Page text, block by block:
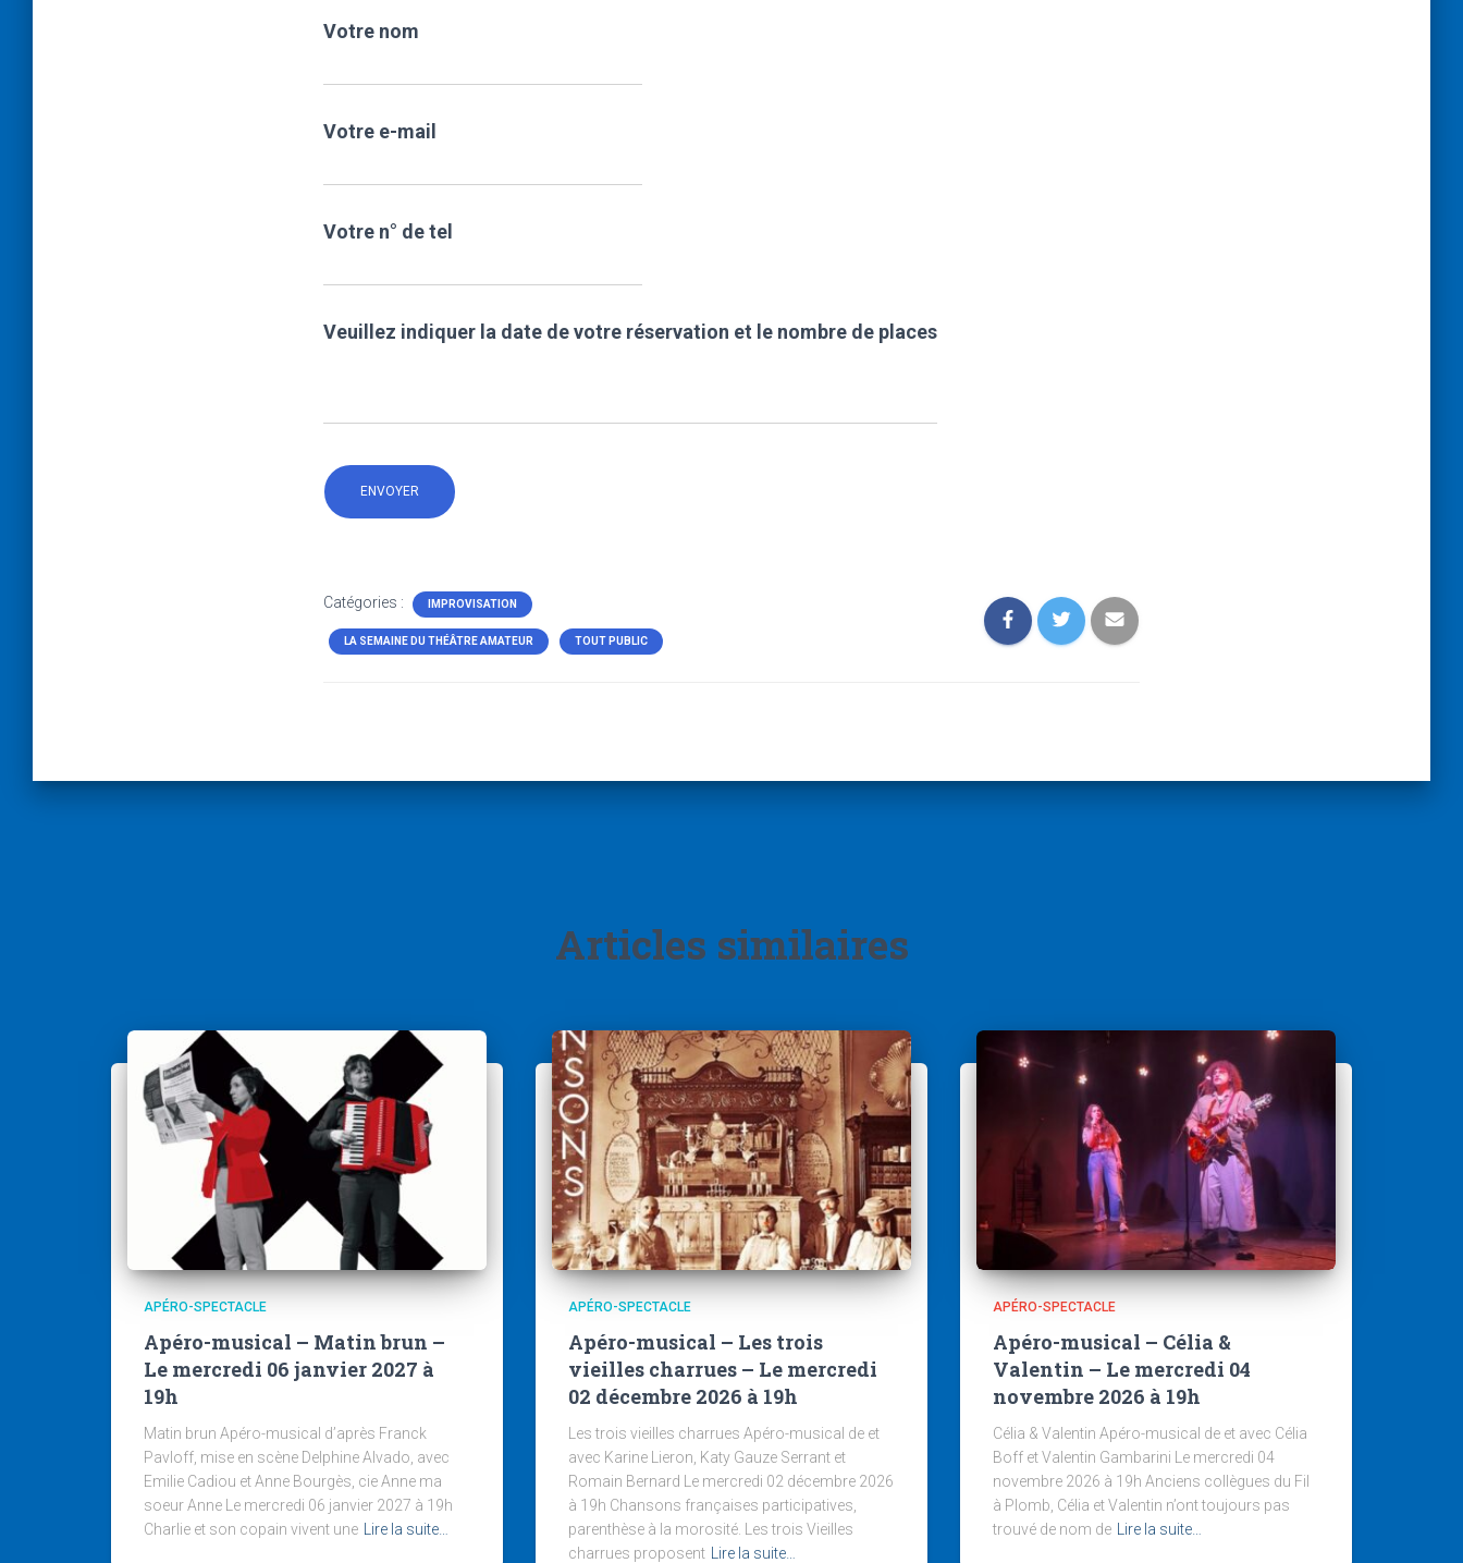
Votre nom
Votre e-mail
Votre n° de tel
Veuillez indiquer la date de votre réservation et le nombre de places
Catégories : IMPROVISATION
LA SEMAINE DU THÉÂTRE AMATEUR TOUT PUBLIC
Articles similaires
APÉRO-SPECTACLE
Apéro-musical – Matin brun –
Le mercredi 06 janvier 2027 à
19h
Matin brun Apéro-musical d’après Franck
Pavloff, mise en scène Delphine Alvado, avec
Emilie Cadiou et Anne Bourgès, cie Anne ma
soeur Anne Le mercredi 06 janvier 2027 à 19h
Charlie et son copain vivent une
Lire la suite…
APÉRO-SPECTACLE
Apéro-musical – Les trois
vieilles charrues – Le mercredi
02 décembre 2026 à 19h
Les trois vieilles charrues Apéro-musical de et
avec Karine Lieron, Katy Gauze Serrant et
Romain Bernard Le mercredi 02 décembre 2026
à 19h Chansons françaises participatives,
parenthèse à la morosité. Les trois Vieilles
charrues proposent
Lire la suite…
APÉRO-SPECTACLE
Apéro-musical – Célia &
Valentin – Le mercredi 04
novembre 2026 à 19h
Célia & Valentin Apéro-musical de et avec Célia
Boff et Valentin Gambarini Le mercredi 04
novembre 2026 à 19h Anciens collègues du Fil
à Plomb, Célia et Valentin n’ont toujours pas
trouvé de nom de
Lire la suite…